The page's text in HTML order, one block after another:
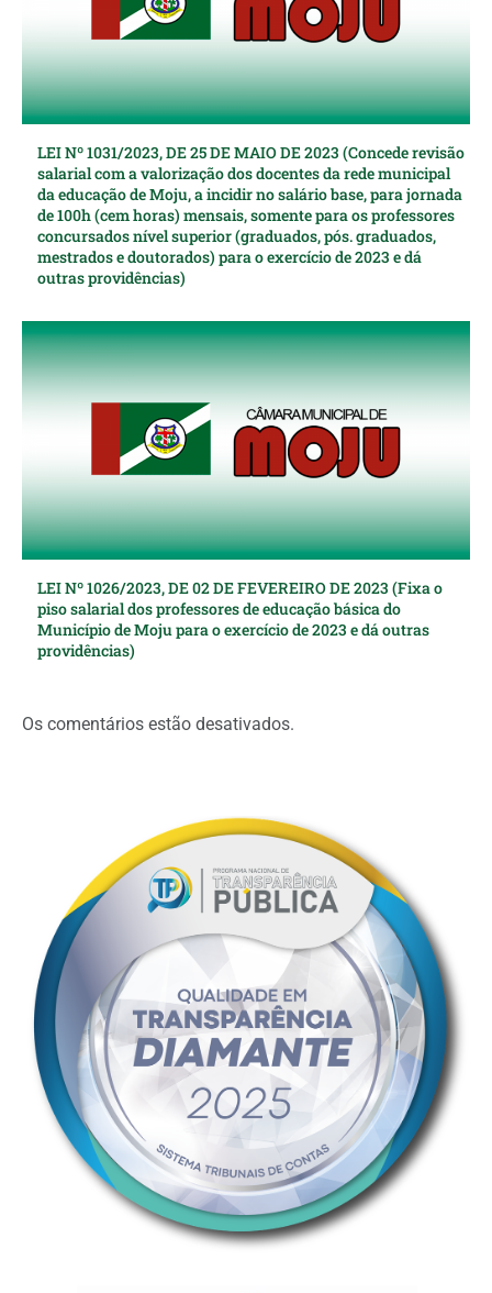
LEI Nº 1031/2023, DE 25 DE MAIO DE 2023 (Concede revisão
salarial com a valorização dos docentes da rede municipal
da educação de Moju, a incidir no salário base, para jornada
de 100h (cem horas) mensais, somente para os professores
concursados nível superior (graduados, pós. graduados,
mestrados e doutorados) para o exercício de 2023 e dá
outras providências)
LEI Nº 1026/2023, DE 02 DE FEVEREIRO DE 2023 (Fixa o
piso salarial dos professores de educação básica do
Município de Moju para o exercício de 2023 e dá outras
providências)
Os comentários estão desativados.